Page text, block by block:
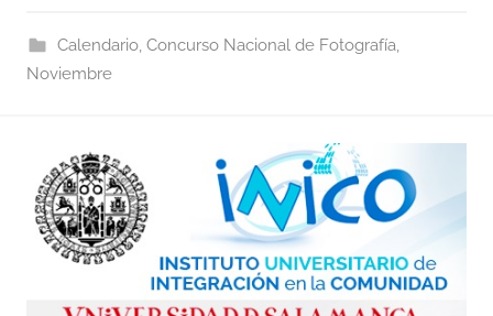
Calendario, Concurso Nacional de Fotografía,
Noviembre